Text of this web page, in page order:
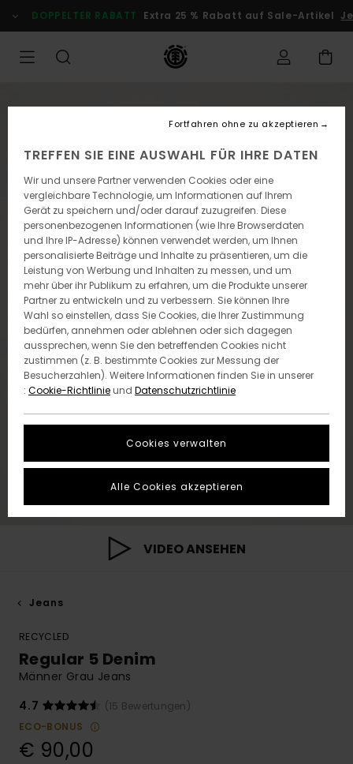
zur
Produktinformation
DOPPELTER RABATT Extra 25 % Rabatt auf Sale-Artikel
VIDEO ANSEHEN
Jeans
RECYCLED
Regular 5 Denim
Männer Grau Jeans
4.7
(15 Bewertungen)
ECO-BONUS
€ 90,00
TREFFEN SIE EINE AUSWAHL FÜR IHRE DATEN
Wir und unsere Partner verwenden Cookies oder eine
vergleichbare Technologie, um Informationen auf Ihrem
Gerät zu speichern und/oder darauf zuzugreifen. Diese
personenbezogenen Informationen (wie Ihre Browserdaten
und Ihre IP-Adresse) können verwendet werden, um Ihnen
personalisierte Beiträge und Inhalte zu präsentieren, um die
Leistung von Werbung und Inhalten zu messen, und um
mehr über ihr Publikum zu erfahren, um die Produkte unserer
Partner zu entwickeln und zu verbessern. Sie können Ihre
Wahl so einstellen, dass Sie Cookies, die Ihrer Zustimmung
bedürfen, annehmen oder ablehnen oder sich dagegen
aussprechen, wenn Sie den betreffenden Cookies nicht
zustimmen (z. B. bestimmte Cookies zur Messung der
Besucherzahlen). Weitere Informationen finden Sie in unserer
: Cookie-Richtlinieund Datenschutzrichtlinie
Cookies verwalten
Fortfahren ohne zu akzeptieren
Alle Cookies akzeptieren